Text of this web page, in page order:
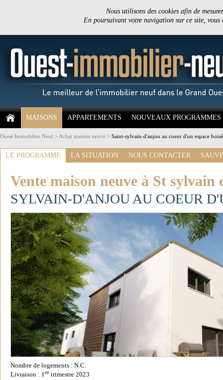
Nous utilisons des cookies afin de
En poursuivant votre navigation sur ce site,
MAISONS APPARTEMENTS NOUVEAUX PROGRAMMES
Ouest Immobilier Neuf > Achat maison neuve > Saint-sylvain-d'anjou au coeur d'un espace
LE PROGRAMME LA SITUATION NOUS CONTACTER
Vente maison neuve à St
SYLVAIN-D'ANJOU AU COEUR
Nombre de logements : N.C.
Livraison : 1er trimestre 2023